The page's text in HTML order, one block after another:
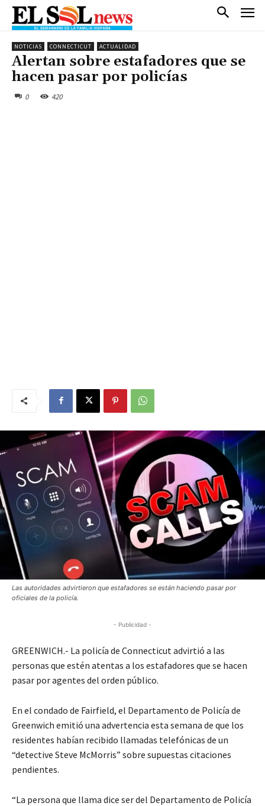
NOTICIAS CONNECTICUT ACTUALIDAD
Alertan sobre estafadores que se
hacen pasar por policías
0 420
Las autoridades advirtieron que estafadores se están haciendo pasar por
oficiales de la policía.
- Publicidad -
GREENWICH.- La policía de Connecticut advirtió a las
personas que estén atentas a los estafadores que se hacen
pasar por agentes del orden público.
En el condado de Fairfield, el Departamento de Policía de
Greenwich emitió una advertencia esta semana de que los
residentes habían recibido llamadas telefónicas de un
“detective Steve McMorris” sobre supuestas citaciones
pendientes.
“La persona que llama dice ser del Departamento de Policía